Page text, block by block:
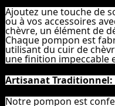
Ajoutez une touche de
ou à vos accessoires
chèvre, un élément de
Chaque pompon est
utilisant du cuir de
une finition impeccable
Artisanat
Notre pompon est